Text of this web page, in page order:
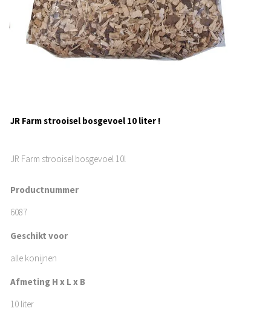
JR Farm strooisel bosgevoel 10 liter !
JR Farm strooisel bosgevoel 10l
Productnummer
6087
Geschikt voor
alle konijnen
Afmeting H x L x B
10 liter